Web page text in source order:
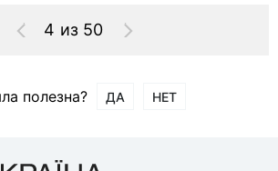
4 из 50
полезна? ДА НЕТ